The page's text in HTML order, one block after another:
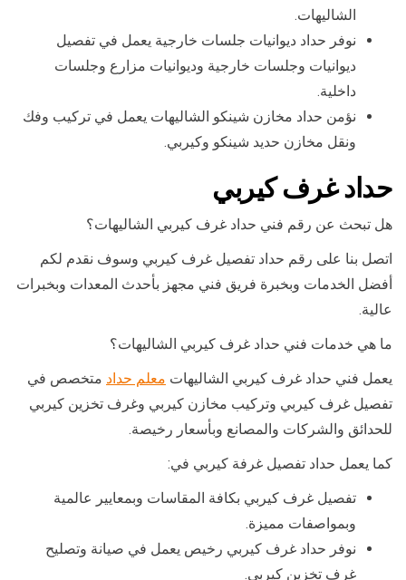
الشاليهات.
نوفر حداد ديوانيات جلسات خارجية يعمل في تفصيل
ديوانيات وجلسات خارجية وديوانيات مزارع وجلسات
داخلية.
نؤمن حداد مخازن شينكو الشاليهات يعمل في تركيب وفك
ونقل مخازن حديد شينكو وكيربي.
حداد غرف كيربي
هل تبحث عن رقم فني حداد غرف كيربي الشاليهات؟
اتصل بنا على رقم حداد تفصيل غرف كيربي وسوف نقدم لكم
أفضل الخدمات وبخبرة فريق فني مجهز بأحدث المعدات وبخبرات
عالية.
ما هي خدمات فني حداد غرف كيربي الشاليهات؟
يعمل فني حداد غرف كيربي الشاليهات معلم حداد متخصص في
تفصيل غرف كيربي وتركيب مخازن كيربي وغرف تخزين كيربي
للحدائق والشركات والمصانع وبأسعار رخيصة.
كما يعمل حداد تفصيل غرفة كيربي في:
تفصيل غرف كيربي بكافة المقاسات وبمعايير عالمية
وبمواصفات مميزة.
نوفر حداد غرف كيربي رخيص يعمل في صيانة وتصليح
غرف تخزين كيربي.